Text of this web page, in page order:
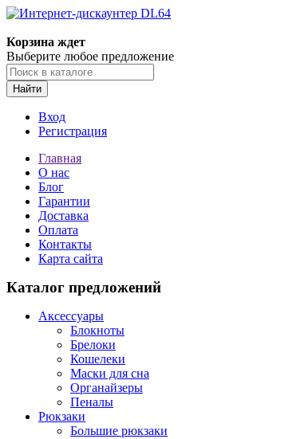
Корзина ждет
Выберите любое предложение
Найти
Вход
Регистрация
Главная
О нас
Блог
Гарантии
Доставка
Оплата
Контакты
Карта сайта
Каталог предложений
Аксессуары
Блокноты
Брелоки
Кошелеки
Маски для сна
Органайзеры
Пеналы
Рюкзаки
Большие рюкзаки